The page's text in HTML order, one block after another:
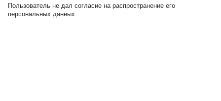
Пользователь не дал согласие на распространение его
персональных данных